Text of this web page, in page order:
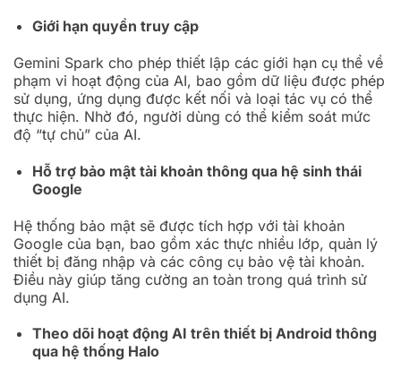
Giới hạn quyền truy cập
Gemini Spark cho phép thiết lập các giới hạn cụ thể về
phạm vi hoạt động của AI, bao gồm dữ liệu được phép
sử dụng, ứng dụng được kết nối và loại tác vụ có thể
thực hiện. Nhờ đó, người dùng có thể kiểm soát mức
độ “tự chủ” của AI.
Hỗ trợ bảo mật tài khoản thông qua hệ sinh thái
Google
Hệ thống bảo mật sẽ được tích hợp với tài khoản
Google của bạn, bao gồm xác thực nhiều lớp, quản lý
thiết bị đăng nhập và các công cụ bảo vệ tài khoản.
Điều này giúp tăng cường an toàn trong quá trình sử
dụng AI.
Theo dõi hoạt động AI trên thiết bị Android thông
qua hệ thống Halo